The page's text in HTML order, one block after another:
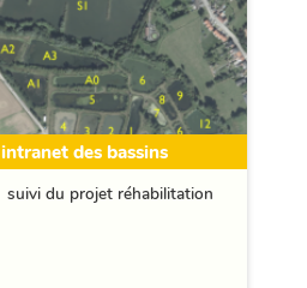
intranet des bassins
suivi du projet réhabilitation